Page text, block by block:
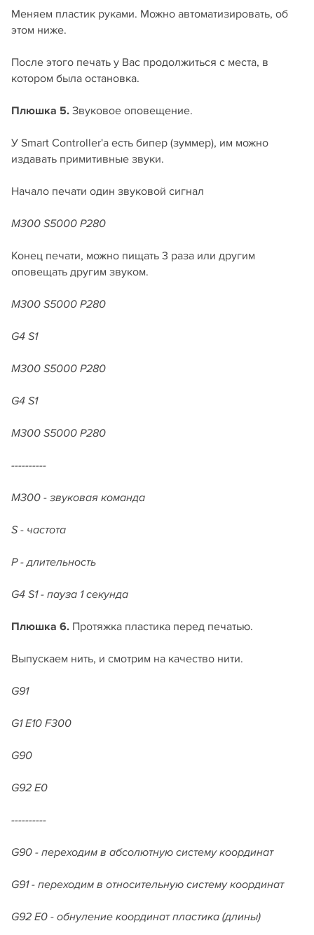
Меняем пластик руками. Можно автоматизировать, об
этом ниже.
После этого печать у Вас продолжиться с места, в
котором была остановка.
Плюшка 5. Звуковое оповещение.
У Smart Controller'а есть бипер (зуммер), им можно
издавать примитивные звуки.
Начало печати один звуковой сигнал
M300 S5000 P280
Конец печати, можно пищать 3 раза или другим
оповещать другим звуком.
M300 S5000 P280
G4 S1
M300 S5000 P280
G4 S1
M300 S5000 P280
----------
М300 - звуковая команда
S - частота
Р - длительность
G4 S1 - пауза 1 секунда
Плюшка 6. Протяжка пластика перед печатью.
Выпускаем нить, и смотрим на качество нити.
G91
G1 E10 F300
G90
G92 E0
----------
G90 - переходим в абсолютную систему координат
G91 - переходим в относительную систему координат
G92 E0 - обнуление координат пластика (длины)